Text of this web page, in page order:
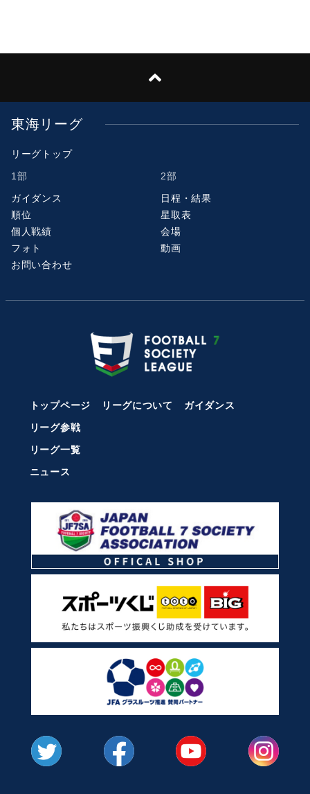
東海リーグ
リーグトップ
1部
2部
ガイダンス
日程・結果
順位
星取表
個人戦績
会場
フォト
動画
お問い合わせ
トップページ リーグについて
ガイダンス
リーグ参戦
リーグ一覧
ニュース